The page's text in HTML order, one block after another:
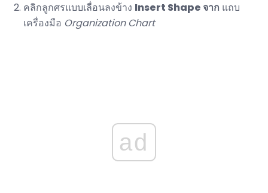
คลิกลูกศรแบบเลื่อนลงข้าง Insert Shape จาก แถบ
เครื่องมือ Organization Chart
ad